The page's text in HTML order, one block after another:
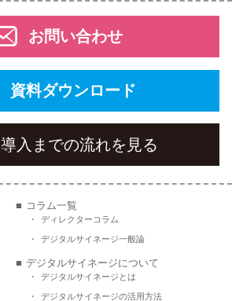
導入までの流れを見る
お問い合わせ
資料ダウンロード
コラム一覧
ディレクターコラム
デジタルサイネージ一般論
デジタルサイネージについて
デジタルサイネージとは
デジタルサイネージの活用方法